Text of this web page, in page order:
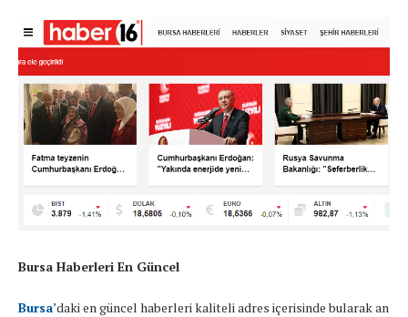
Bursa Haberleri En Güncel
Bursa’daki en güncel haberleri kaliteli adres içerisinde bularak an